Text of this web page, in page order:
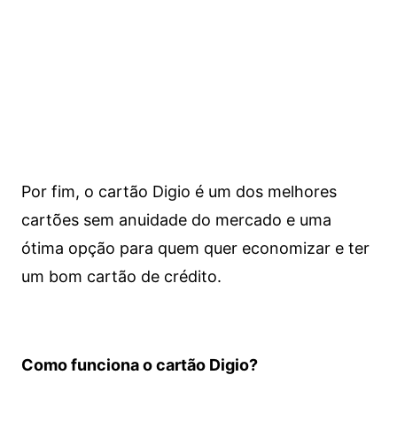
Por fim, o cartão Digio é um dos melhores
cartões sem anuidade do mercado e uma
ótima opção para quem quer economizar e ter
um bom cartão de crédito.
Como funciona o cartão Digio?